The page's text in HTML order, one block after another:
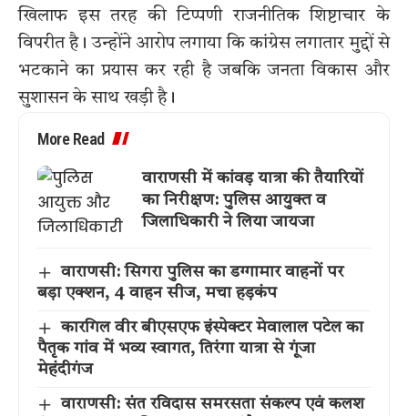
खिलाफ इस तरह की टिप्पणी राजनीतिक शिष्टाचार के
विपरीत है। उन्होंने आरोप लगाया कि कांग्रेस लगातार मुद्दों से
भटकाने का प्रयास कर रही है जबकि जनता विकास और
सुशासन के साथ खड़ी है।
More Read
वाराणसी में कांवड़ यात्रा की तैयारियों
का निरीक्षण: पुलिस आयुक्त व
जिलाधिकारी ने लिया जायजा
वाराणसी: सिगरा पुलिस का डग्गामार वाहनों पर
बड़ा एक्शन, 4 वाहन सीज, मचा हड़कंप
कारगिल वीर बीएसएफ इंस्पेक्टर मेवालाल पटेल का
पैतृक गांव में भव्य स्वागत, तिरंगा यात्रा से गूंजा
मेहंदीगंज
वाराणसी: संत रविदास समरसता संकल्प एवं कलश